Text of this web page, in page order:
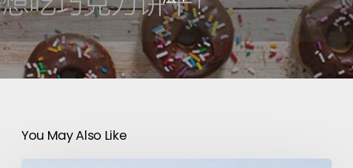
You May Also Like